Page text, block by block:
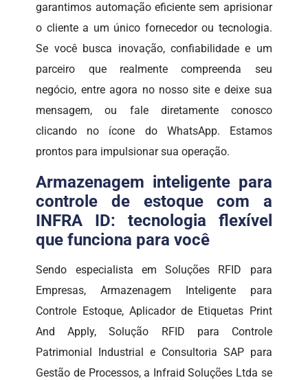
garantimos automação eficiente sem aprisionar
o cliente a um único fornecedor ou tecnologia.
Se você busca inovação, confiabilidade e um
parceiro que realmente compreenda seu
negócio, entre agora no nosso site e deixe sua
mensagem, ou fale diretamente conosco
clicando no ícone do WhatsApp. Estamos
prontos para impulsionar sua operação.
Armazenagem inteligente para
controle de estoque com a
INFRA ID: tecnologia flexível
que funciona para você
Sendo especialista em Soluções RFID para
Empresas, Armazenagem Inteligente para
Controle Estoque, Aplicador de Etiquetas Print
And Apply, Solução RFID para Controle
Patrimonial Industrial e Consultoria SAP para
Gestão de Processos, a Infraid Soluções Ltda se